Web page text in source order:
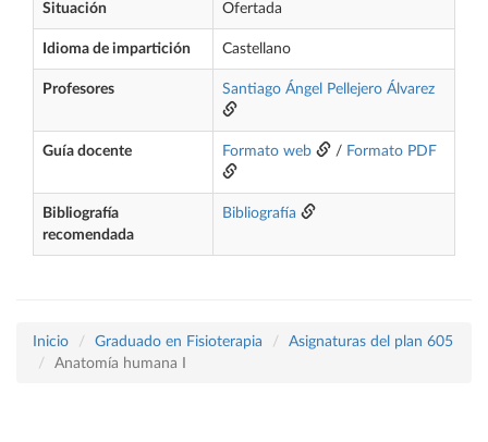
Situación Ofertada
Idioma de impartición Castellano
Profesores Santiago Ángel Pellejero Álvarez
Guía docente Formato web / Formato PDF
Bibliografía
recomendada
Bibliografía
Inicio Graduado en Fisioterapia
Asignaturas del plan 605
Anatomía humana I